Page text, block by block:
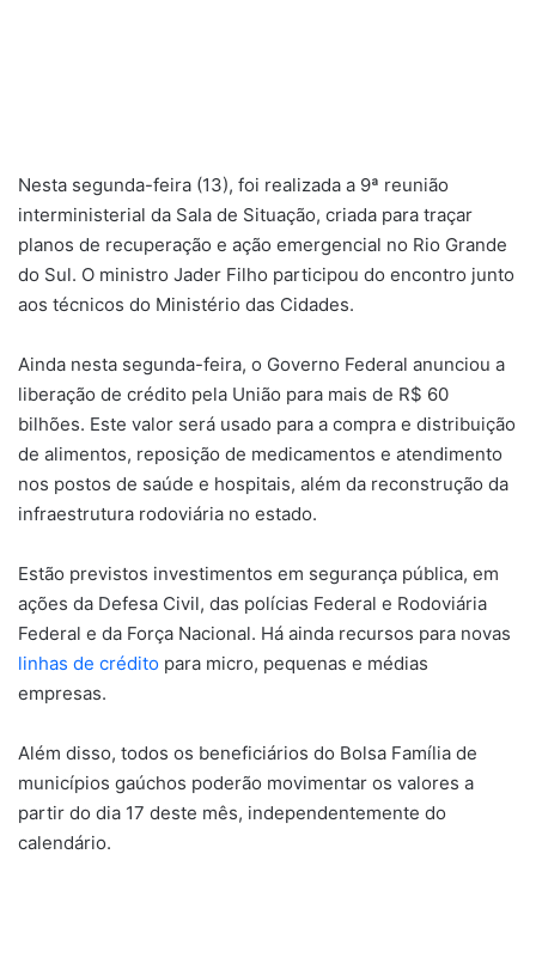
Nesta segunda-feira (13), foi realizada a 9ª reunião
interministerial da Sala de Situação, criada para traçar
planos de recuperação e ação emergencial no Rio Grande
do Sul. O ministro Jader Filho participou do encontro junto
aos técnicos do Ministério das Cidades.
Ainda nesta segunda-feira, o Governo Federal anunciou a
liberação de crédito pela União para mais de R$ 60
bilhões. Este valor será usado para a compra e distribuição
de alimentos, reposição de medicamentos e atendimento
nos postos de saúde e hospitais, além da reconstrução da
infraestrutura rodoviária no estado.
Estão previstos investimentos em segurança pública, em
ações da Defesa Civil, das polícias Federal e Rodoviária
Federal e da Força Nacional. Há ainda recursos para novas
linhas de crédito para micro, pequenas e médias
empresas.
Além disso, todos os beneficiários do Bolsa Família de
municípios gaúchos poderão movimentar os valores a
partir do dia 17 deste mês, independentemente do
calendário.